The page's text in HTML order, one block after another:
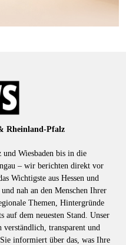
Rheinland-Pfalz
Wiesbaden bis in die
– wir berichten direkt vor
Wichtigste aus Hessen und
nah an den Menschen Ihrer
Themen, Hintergründe
dem neuesten Stand. Unser
verständlich, transparent und
informiert über das, was Ihre